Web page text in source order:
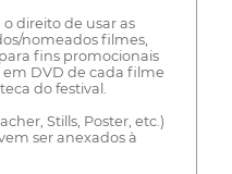
direito de usar as
nomeados filmes,
fins promocionais
em DVD de cada filme
do festival.
Stills, Poster, etc.)
ser anexados à